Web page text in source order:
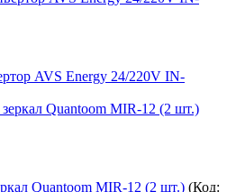
AVS Energy 24/220V IN-
Quantoom MIR-12 (2 шт.) (Код: